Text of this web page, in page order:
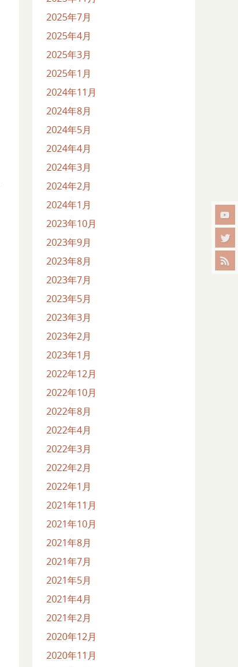
2025年7月
2025年4月
2025年3月
2025年1月
2024年11月
2024年8月
2024年5月
2024年4月
2024年3月
2024年2月
2024年1月
2023年10月
2023年9月
2023年8月
2023年7月
2023年5月
2023年3月
2023年2月
2023年1月
2022年12月
2022年10月
2022年8月
2022年4月
2022年3月
2022年2月
2022年1月
2021年11月
2021年10月
2021年8月
2021年7月
2021年5月
2021年4月
2021年2月
2020年12月
2020年11月